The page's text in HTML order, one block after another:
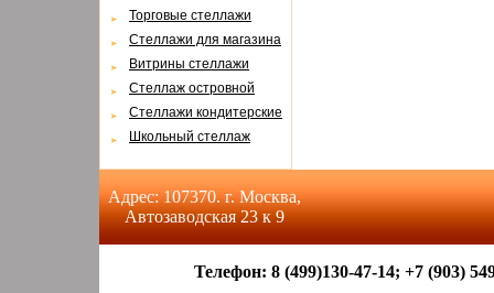
Торговые стеллажи
Cтеллажи для магазина
Витрины стеллажи
Cтеллаж островной
Cтеллажи кондитерские
Школьный стеллаж
Адрес: 107370. г. Москва,
Автозаводская 23 к 9
Телефон: 8 (499)130-47-14; +7 (903)